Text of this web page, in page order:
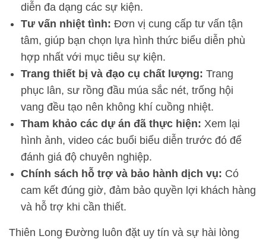
diễn đa dạng các sự kiện.
Tư vấn nhiệt tình: Đơn vị cung cấp tư vấn tận
tâm, giúp bạn chọn lựa hình thức biểu diễn phù
hợp nhất với mục tiêu sự kiện.
Trang thiết bị và đạo cụ chất lượng: Trang
phục lân, sư rồng đầu múa sắc nét, trống hội
vang đều tạo nên không khí cuồng nhiệt.
Tham khảo các dự án đã thực hiện: Xem lại
hình ảnh, video các buổi biểu diễn trước đó để
đánh giá độ chuyên nghiệp.
Chính sách hỗ trợ và bảo hành dịch vụ: Có
cam kết đúng giờ, đảm bảo quyền lợi khách hàng
và hỗ trợ khi cần thiết.
Thiên Long Đường luôn đặt uy tín và sự hài lòng